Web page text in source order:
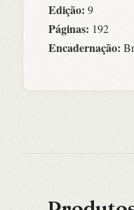
Edição: 9
Páginas: 192
Encadernação: